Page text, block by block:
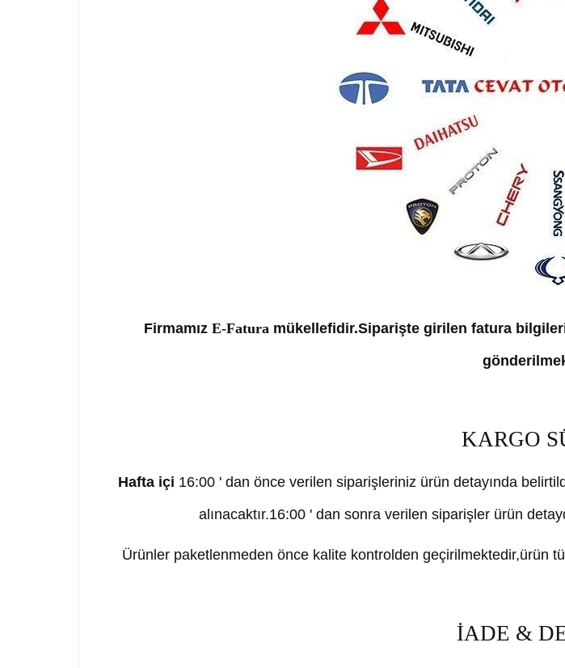
Firmamız E-Faturamükellefidir.Siparişte girilen fatura
KARGO
Hafta içi 16:00 ' dan önce verilen siparişleriniz ürün detayında
alınacaktır.16:00 ' dan sonra verilen siparişler ürün
Ürünler paketlenmeden önce kalite kontrolden geçirilmektedir,ürün
İADE &